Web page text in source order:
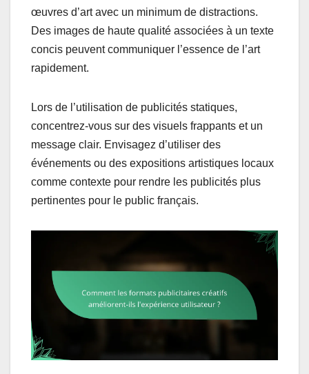
œuvres d’art avec un minimum de distractions.
Des images de haute qualité associées à un texte
concis peuvent communiquer l’essence de l’art
rapidement.
Lors de l’utilisation de publicités statiques,
concentrez-vous sur des visuels frappants et un
message clair. Envisagez d’utiliser des
événements ou des expositions artistiques locaux
comme contexte pour rendre les publicités plus
pertinentes pour le public français.